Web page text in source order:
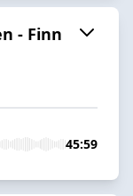
- Finn
45:59